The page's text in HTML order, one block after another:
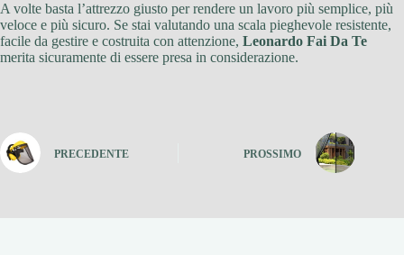
A volte basta l’attrezzo giusto per rendere un lavoro più semplice, più
veloce e più sicuro. Se stai valutando una scala pieghevole resistente,
facile da gestire e costruita con attenzione, Leonardo Fai Da Te
merita sicuramente di essere presa in considerazione.
PRECEDENTE PROSSIMO